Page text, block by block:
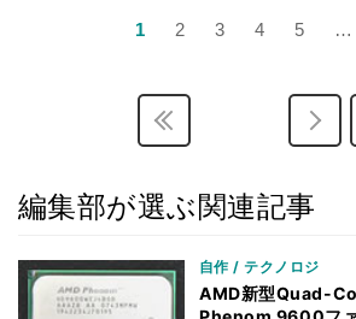
1 2 3 4 5 …
編集部が選ぶ関連記事
自作 / テクノロジ
AMD新型Quad-